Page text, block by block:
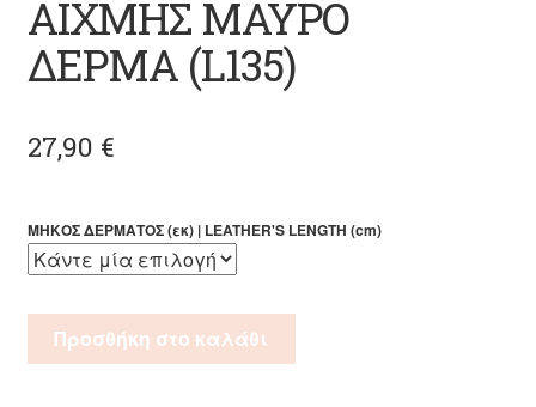
ΑΙΧΜΗΣ ΜΑΥΡΟ
ΔΕΡΜΑ (L135)
27,90 €
ΜΗΚΟΣ ΔΕΡΜΑΤΟΣ (εκ) | LEATHER'S LENGTH (cm)
ΜΕΝΤΑΓΙΟΝ
ΛΑΠΙΣ
Προσθήκη στο καλάθι